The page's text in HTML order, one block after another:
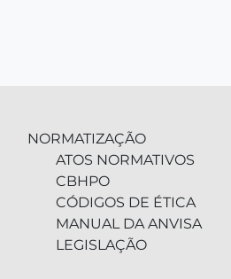
NORMATIZAÇÃO
ATOS NORMATIVOS
CBHPO
CÓDIGOS DE ÉTICA
MANUAL DA ANVISA
LEGISLAÇÃO